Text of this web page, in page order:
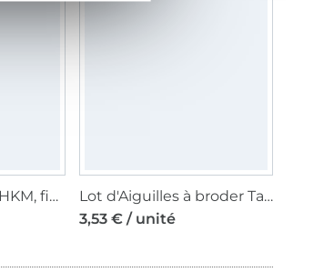
Ciseaux broderie HKM, fin, 10 cm
Lot d'Aiguilles à broder Taille 75, Titan
3,53 € / unité